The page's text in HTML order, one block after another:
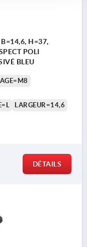
H=37,
POLI
BLEU
LARGEUR=14,6
DÉTAILS